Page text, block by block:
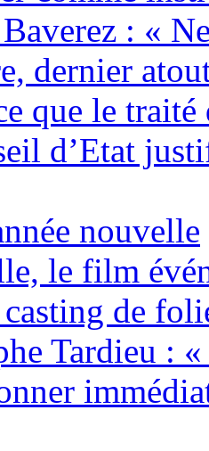
: «
dernier
que le traité
d’Etat
nouvelle
le film
de
Tardieu : «